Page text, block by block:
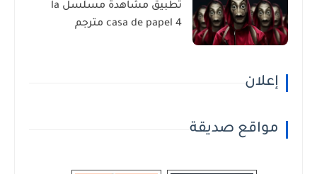
تطبيق مشاهدة مسلسل la
casa de papel 4 مترجم
إعلان
مواقع صديقة